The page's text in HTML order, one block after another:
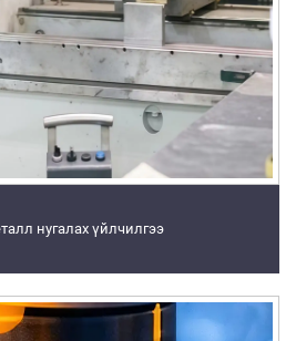
нугалах үйлчилгээ